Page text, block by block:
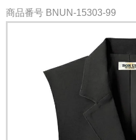
商品番号 BNUN-15303-99